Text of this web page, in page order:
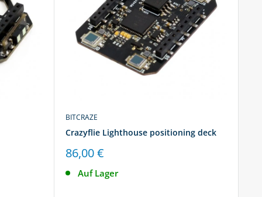
BITCRAZE
Crazyflie Lighthouse positioning deck
Sonderpreis
86,00 €
Auf Lager